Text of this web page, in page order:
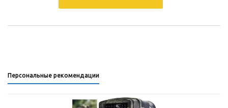
Персональные рекомендации